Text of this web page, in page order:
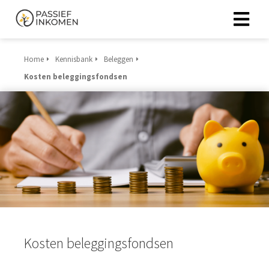
Home Kennisbank
Beleggen
Kosten beleggingsfondsen
Kosten beleggingsfondsen